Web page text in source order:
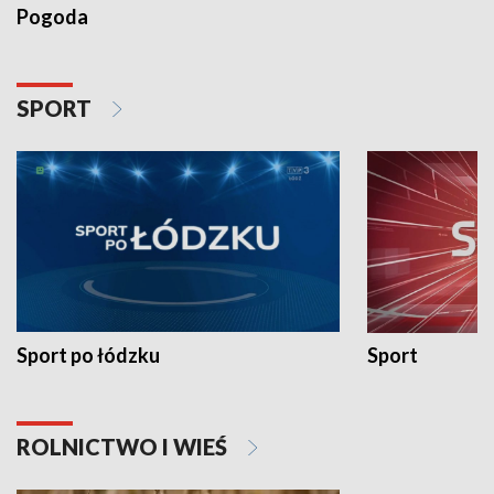
Pogoda
SPORT
Sport po łódzku Sport
ROLNICTWO I WIEŚ